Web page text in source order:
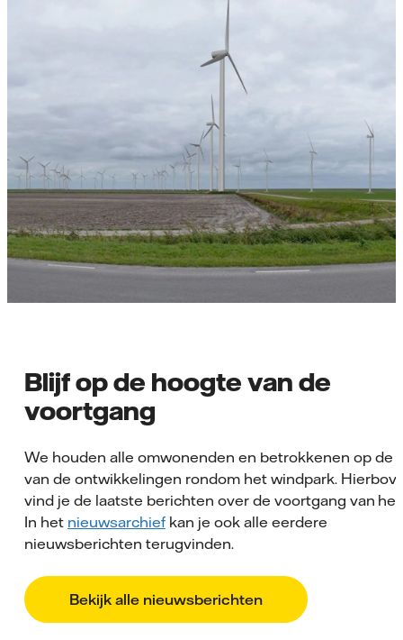
Blijf op de hoogte van de
voortgang
We houden alle omwonenden en betrokkenen op de
van de ontwikkelingen rondom het windpark.
vind je de laatste berichten over de voortgang van het
In het nieuwsarchiefkan je ook alle eerdere
nieuwsberichten terugvinden.
Bekijk alle nieuwsberichten